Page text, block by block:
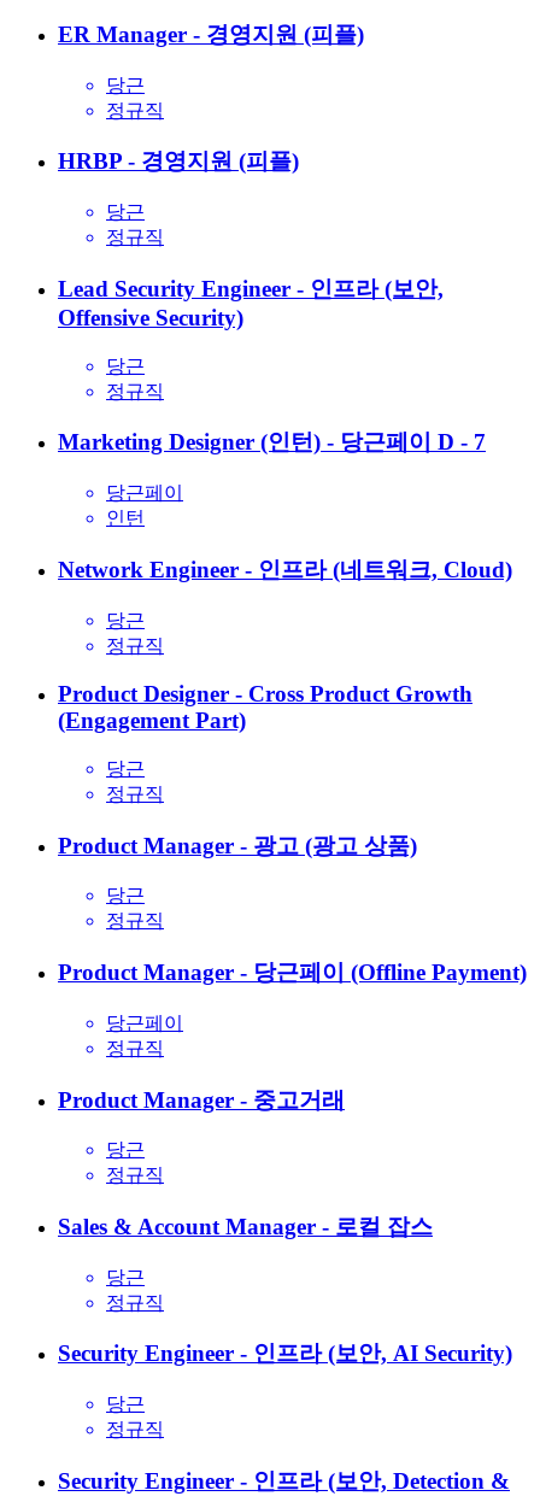
ER Manager - 경영지원 (피플)
당근
정규직
HRBP - 경영지원 (피플)
당근
정규직
Lead Security Engineer - 인프라 (보안,
Offensive Security)
당근
정규직
Marketing Designer (인턴) - 당근페이 D - 7
당근페이
인턴
Network Engineer - 인프라 (네트워크, Cloud)
당근
정규직
Product Designer - Cross Product Growth
(Engagement Part)
당근
정규직
Product Manager - 광고 (광고 상품)
당근
정규직
Product Manager - 당근페이 (Offline Payment)
당근페이
정규직
Product Manager - 중고거래
당근
정규직
Sales & Account Manager - 로컬 잡스
당근
정규직
Security Engineer - 인프라 (보안, AI Security)
당근
정규직
Security Engineer - 인프라 (보안, Detection &